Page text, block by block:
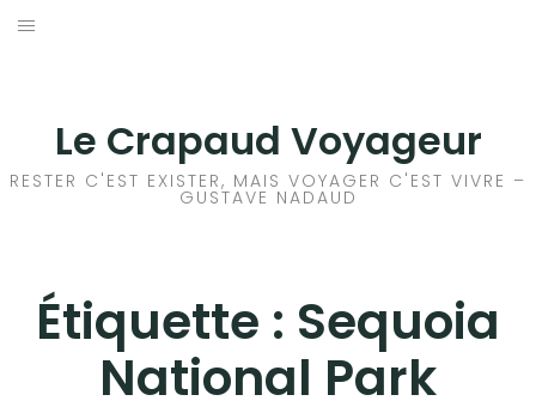
Aller
Le Crapaud Voyageur
RESTER C'EST EXISTER, MAIS VOYAGER C'EST VIVRE –
GUSTAVE NADAUD
Étiquette : Sequoia
National Park
EUROPE
ASIE